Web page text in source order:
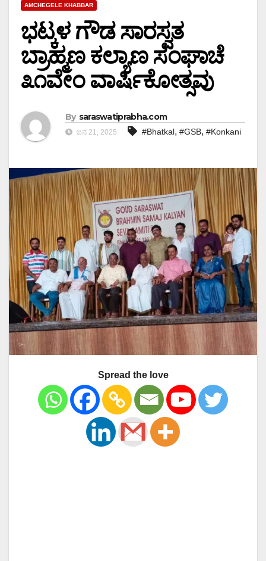
AMCHEGELE KHABBAR
ಭಟ್ಕಳ ಗೌಡ ಸಾರಸ್ವತ
ಬ್ರಾಹ್ಮಣ ಕಲ್ಯಾಣ ಸಂಘಾಚೆ
೩೧ವೇಂ ವಾರ್ಷಿಕೋತ್ಸವು
By saraswatiprabha.com
ಜನ 21, 2025 #Bhatkal, #GSB, #Konkani
Spread the love